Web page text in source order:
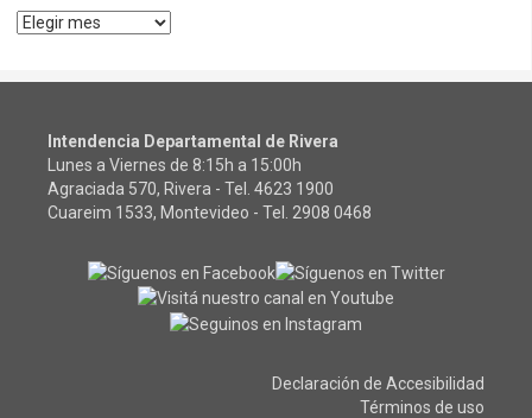
Archivos
Intendencia Departamental de Rivera
Lunes a Viernes de 8:15h a 15:00h
Agraciada 570, Rivera - Tel. 4623 1900
Cuareim 1533, Montevideo - Tel. 2908 0468
Declaración de Accesibilidad
Términos de uso